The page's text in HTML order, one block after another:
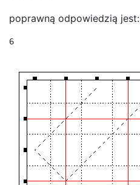
poprawną odpowiedzią jest:
6